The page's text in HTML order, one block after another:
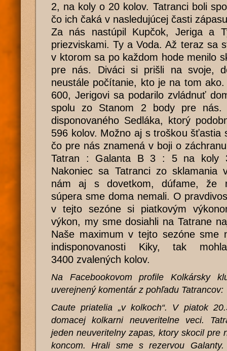
2, na koly o 20 kolov. Tatranci boli
čo ich čaká v nasledujúcej časti
Za nás nastúpil Kupčok, Jeriga a
priezviskami. Ty a Voda. Až teraz sa
v ktorom sa po každom hode menilo
pre nás. Diváci si prišli na svoje,
neustále počítanie, kto je na tom
600, Jerigovi sa podarilo zvládnuť
spolu zo Stanom 2 body pre nás.
disponovaného Sedláka, ktorý
596 kolov. Možno aj s troškou šťastia
čo pre nás znamená v boji o
Tatran : Galanta B 3 : 5 na koly
Nakoniec sa Tatranci zo sklamania
nám aj s dovetkom, dúfame, že
súpera sme doma nemali. O
v tejto sezóne si piatkovým
výkon, my sme dosiahli na Tatrane
Naše maximum v tejto sezóne sme
indisponovanosti Kiky, tak
3400 zvalených kolov.
Na Facebookovom profile Kolkársky
uverejnený komentár z pohľadu Tatrancov:
Caute priatelia „v kolkoch“. V piatok
domacej kolkarni neuveritelne veci.
jeden neuveritelny zapas, ktory skocil pre
koncom. Hrali sme s rezervou